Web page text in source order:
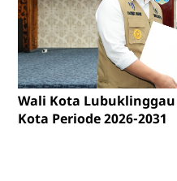
Wali Kota
Kota Periode 2026-2031